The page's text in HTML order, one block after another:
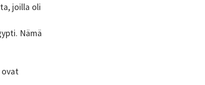
joilla oli
Nämä
ovat